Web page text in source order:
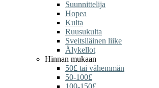
Suunnittelija
Hopea
Kulta
Ruusukulta
Sveitsiläinen liike
Älykellot
Hinnan mukaan
50£ tai vähemmän
50-100£
100-150£